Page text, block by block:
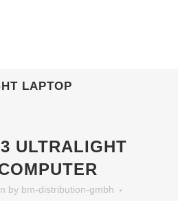
LAPTOP
ULTRALIGHT
by bm-distribution-gmbh